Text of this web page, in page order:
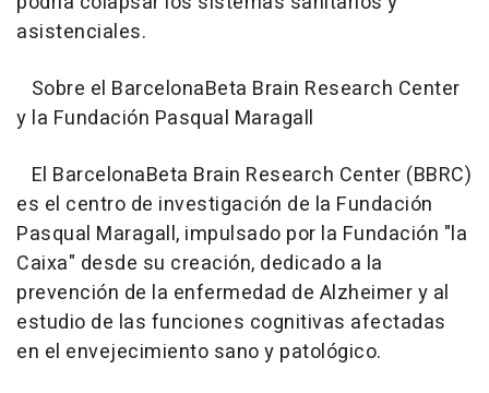
asistenciales.
Sobre el BarcelonaBeta Brain Research Center
y la Fundación Pasqual Maragall
El BarcelonaBeta Brain Research Center (BBRC)
es el centro de investigación de la Fundación
Pasqual Maragall, impulsado por la Fundación "la
Caixa" desde su creación, dedicado a la
prevención de la enfermedad de Alzheimer y al
estudio de las funciones cognitivas afectadas
en el envejecimiento sano y patológico.